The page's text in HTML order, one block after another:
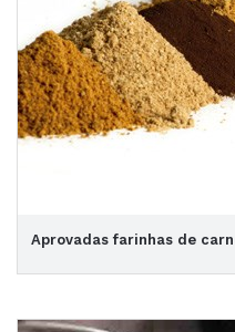
Aprovadas farinhas de